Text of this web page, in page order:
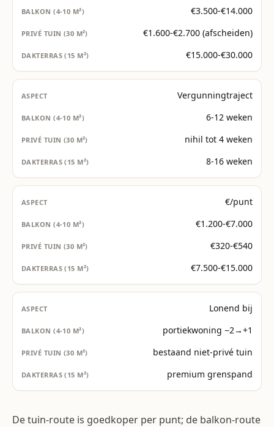
€3.500-€14.000
€1.600-€2.700 (afscheiden)
€15.000-€30.000
Vergunningtraject
6-12 weken
nihil tot 4 weken
8-16 weken
€/punt
€1.200-€7.000
€320-€540
€7.500-€15.000
Lonend bij
portiekwoning −2→+1
bestaand niet-privé tuin
premium grenspand
De tuin-route is goedkoper per punt; de balkon-route